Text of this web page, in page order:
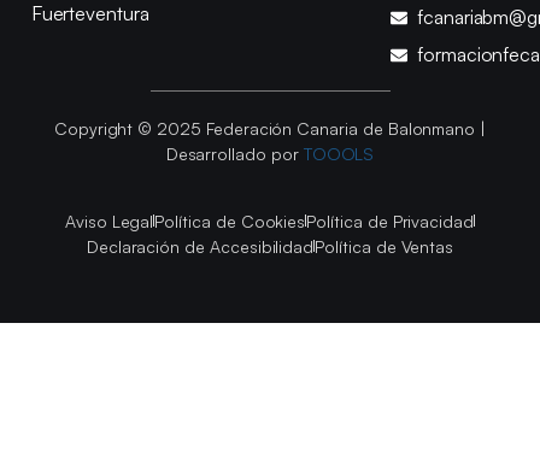
Fuerteventura
Copyright © 2025 Federación Canaria de Balonmano |
Desarrollado por TOOOLS
Aviso LegalPolítica de CookiesPolítica de Privacidad
Declaración de AccesibilidadPolítica de Ventas